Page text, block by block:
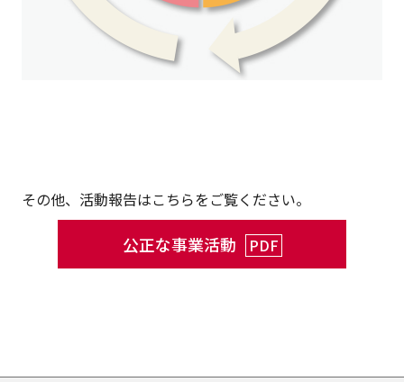
その他、活動報告はこちらをご覧ください。
公正な事業活動 PDF